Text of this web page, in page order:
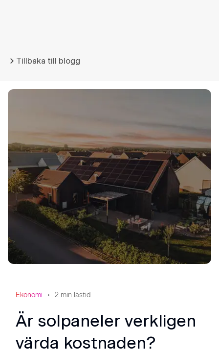
Tillbaka till blogg
Ekonomi 2 min lästid
Är solpaneler verkligen
värda kostnaden?